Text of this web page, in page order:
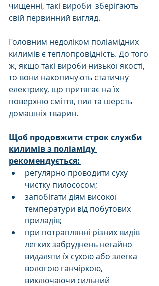
чищенні, такі вироби  зберігають
свій первинний вигляд.
Головним недоліком поліамідних
килимів є теплопровідність. До того
ж, якщо такі вироби низької якості,
то вони накопичують статичну
електрику, що притягає на їх
поверхню сміття, пил та шерсть
домашніх тварин.
Щоб продовжити строк служби
килимів з поліаміду
рекомендується:
регулярно проводити суху
чистку пилососом;
запобігати діям високої
температури від побутових
приладів;
при потраплянні різних видів
легких забруднень негайно
видаляти їх сухою або злегка
вологою ганчіркою,
виключаючи сильний